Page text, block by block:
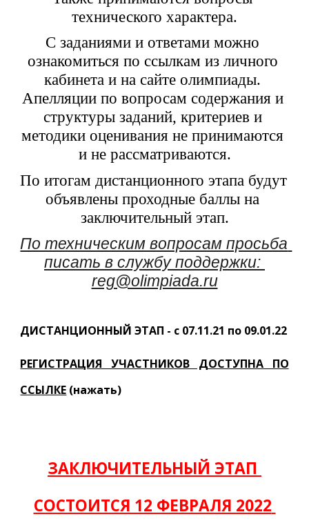
технического характера.
С заданиями и ответами можно
ознакомиться по ссылкам из личного
кабинета и на сайте олимпиады.
Апелляции по вопросам содержания и
структуры заданий, критериев и
методики оценивания не принимаются
и не рассматриваются.
По итогам дистанционного этапа будут
объявлены проходные баллы на
заключительный этап.
По техническим вопросам просьба
reg@olimpiada.ru
ДИСТАНЦИОННЫЙ ЭТАП - с 07.11.21 по 09.01.22
РЕГИСТРАЦИЯ УЧАСТНИКОВ ДОСТУПНА ПО
ССЫЛКЕ (нажать)
ЗАКЛЮЧИТЕЛЬНЫЙ ЭТАП
СОСТОИТСЯ 12 ФЕВРАЛЯ 2022